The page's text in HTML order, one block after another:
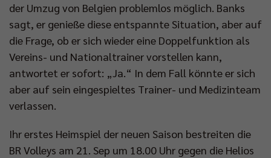
der Umzug von Belgien problemlos möglich. Banks
sagt, er genieße diese entspannte Situation, aber auf
die Frage, ob er sich wieder eine Doppelfunktion als
Vereins- und Nationaltrainer vorstellen kann,
antwortet er sofort: „Ja.“ In dem Fall könnte er sich
aber auf sein eingespieltes Trainer- und Medizinteam
verlassen.
Ihr erstes Heimspiel der neuen Saison bestreiten die
BR Volleys am 21. Sep um 18.00 Uhr gegen die Helios